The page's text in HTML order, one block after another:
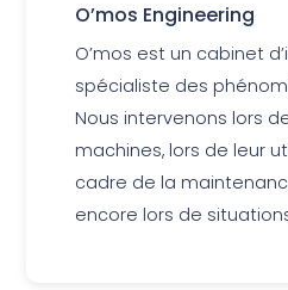
O’mos Engineering
O’mos est un cabinet
spécialiste des
Nous intervenons lors
machines, lors de leur
cadre de la
encore lors de